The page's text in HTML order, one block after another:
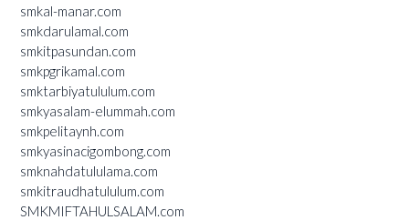
smkal-manar.com
smkdarulamal.com
smkitpasundan.com
smkpgrikamal.com
smktarbiyatululum.com
smkyasalam-elummah.com
smkpelitaynh.com
smkyasinacigombong.com
smknahdatululama.com
smkitraudhatululum.com
SMKMIFTAHULSALAM.com